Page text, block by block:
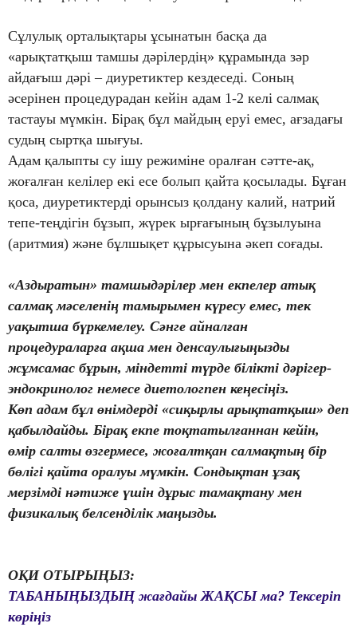
Сұлулық орталықтары ұсынатын басқа да
«арықтатқыш тамшы дәрілердің» құрамында зәр
айдағыш дәрі – диуретиктер кездеседі. Соның
әсерінен процедурадан кейін адам 1-2 келі салмақ
тастауы мүмкін. Бірақ бұл майдың еруі емес, ағзадағы
судың сыртқа шығуы.
Адам қалыпты су ішу режиміне оралған сәтте-ақ,
жоғалған келілер екі есе болып қайта қосылады. Бұған
қоса, диуретиктерді орынсыз қолдану калий, натрий
тепе-теңдігін бұзып, жүрек ырғағының бұзылуына
(аритмия) және бұлшықет құрысуына әкеп соғады.
«Аздыратын» тамшыдәрілер мен екпелер атық
салмақ мәселенің тамырымен күресу емес, тек
уақытша бүркемелеу. Сәнге айналған
процедураларға ақша мен денсаулығыңызды
жұмсамас бұрын, міндетті түрде білікті дәрігер-
эндокринолог немесе диетологпен кеңесіңіз.
Көп адам бұл өнімдерді «сиқырлы арықтатқыш» деп
қабылдайды. Бірақ екпе тоқтатылғаннан кейін,
өмір салты өзгермесе, жоғалтқан салмақтың бір
бөлігі қайта оралуы мүмкін. Сондықтан ұзақ
мерзімді нәтиже үшін дұрыс тамақтану мен
физикалық белсенділік маңызды.
ОҚИ ОТЫРЫҢЫЗ:
ТАБАНЫҢЫЗДЫҢ жағдайы ЖАҚСЫ ма? Тексеріп
көріңіз